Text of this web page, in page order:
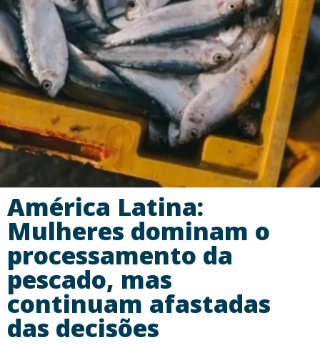
América Latina:
Mulheres dominam o
processamento da
pescado, mas
continuam afastadas
das decisões